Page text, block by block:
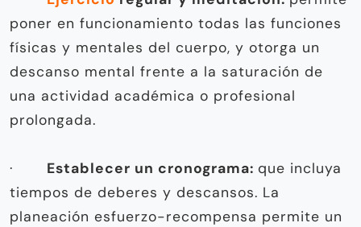
poner en funcionamiento todas las funciones
físicas y mentales del cuerpo, y otorga un
descanso mental frente a la saturación de
una actividad académica o profesional
prolongada.
· Establecer un cronograma: que incluya
tiempos de deberes y descansos. La
planeación esfuerzo-recompensa permite un